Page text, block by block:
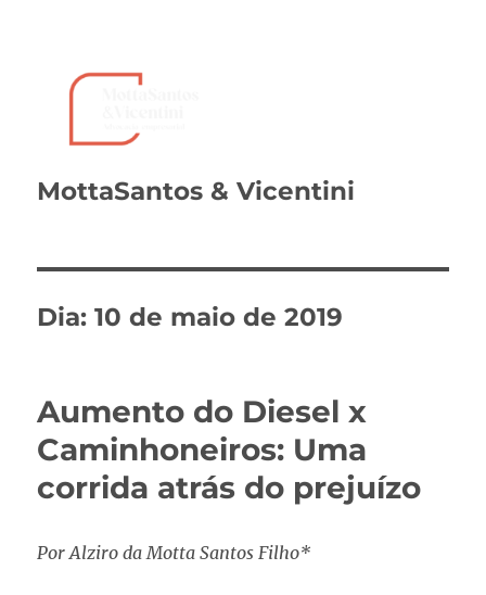
MottaSantos & Vicentini
Dia:10 de maio de 2019
Aumento do Diesel x
Caminhoneiros: Uma
corrida atrás do prejuízo
Por Alziro da Motta Santos Filho*